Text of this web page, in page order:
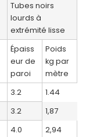
Tubes noirs
lourds à
extrémité lisse
Épaiss
eur de
paroi
Poids
kg par
mètre
3.2
1.44
3.2
1,87
4.0
2,94